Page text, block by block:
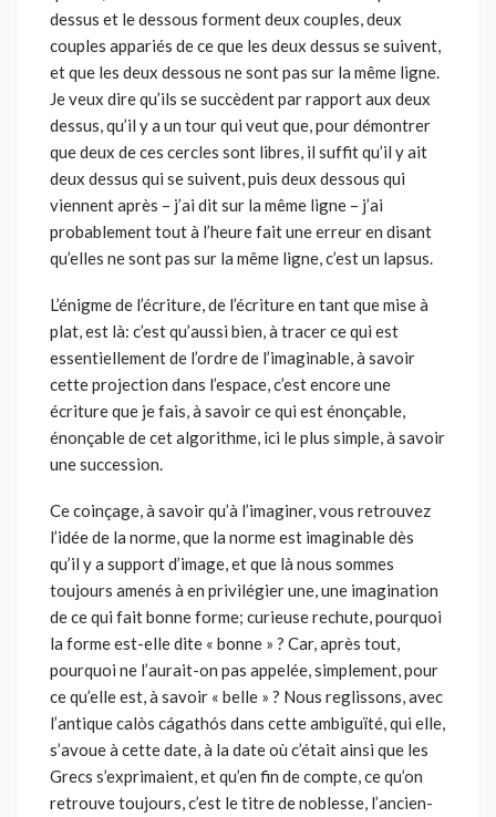
dessus et le dessous forment deux couples, deux
couples appariés de ce que les deux dessus se suivent,
et que les deux dessous ne sont pas sur la même ligne.
Je veux dire qu’ils se succè­dent par rapport aux deux
dessus, qu’il y a un tour qui veut que, pour démontrer
que deux de ces cercles sont libres, il suffit qu’il y ait
deux dessus qui se suivent, puis deux dessous qui
viennent après – j’ai dit sur la même ligne – j’ai
probablement tout à l’heure fait une erreur en disant
qu’elles ne sont pas sur la même ligne, c’est un lapsus.
L’énigme de l’écriture, de l’écriture en tant que mise à
plat, est là: c’est qu’aussi bien, à tracer ce qui est
essentiellement de l’ordre de l’imagi­nable, à savoir
cette projection dans l’espace, c’est encore une
écriture que je fais, à savoir ce qui est énonçable,
énonçable de cet algorithme, ici le plus simple, à savoir
une succession.
Ce coinçage, à savoir qu’à l’imaginer, vous retrouvez
l’idée de la norme, que la norme est imaginable dès
qu’il y a support d’image, et que là nous sommes
toujours amenés à en privilégier une, une imagination
de ce qui fait bonne forme; curieuse rechute, pourquoi
la forme est-elle dite « bonne » ? Car, après tout,
pourquoi ne l’aurait-on pas appelée, sim­plement, pour
ce qu’elle est, à savoir « belle » ? Nous reglissons, avec
l’antique calòs cágathós dans cette ambiguïté, qui elle,
s’avoue à cette date, à la date où c’était ainsi que les
Grecs s’exprimaient, et qu’en fin de compte, ce qu’on
retrouve toujours, c’est le titre de noblesse, l’ancien­